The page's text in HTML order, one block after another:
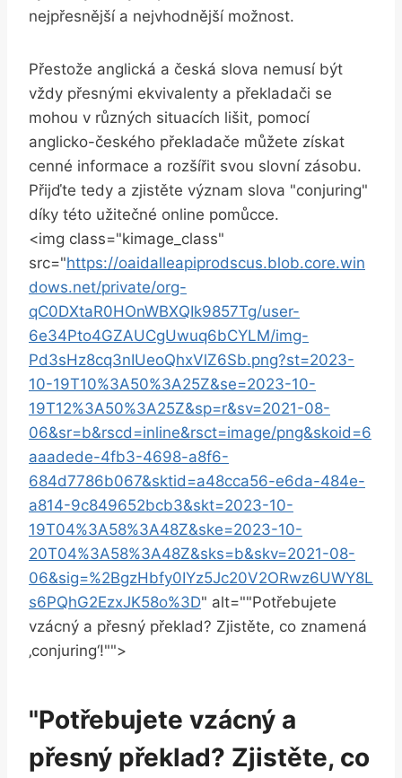
nejpřesnější a nejvhodnější možnost.
Přestože anglická a česká slova nemusí být
vždy přesnými ekvivalenty a překladači se
mohou v různých situacích lišit, pomocí
anglicko-českého překladače můžete získat
cenné informace a rozšířit svou slovní zásobu.
Přijďte tedy a zjistěte význam slova "conjuring"
díky této užitečné online pomůcce.
<img class="kimage_class"
src="https://oaidalleapiprodscus.blob.core.win
dows.net/private/org-
qC0DXtaR0HOnWBXQIk9857Tg/user-
6e34Pto4GZAUCgUwuq6bCYLM/img-
Pd3sHz8cq3nIUeoQhxVlZ6Sb.png?st=2023-
10-19T10%3A50%3A25Z&se=2023-10-
19T12%3A50%3A25Z&sp=r&sv=2021-08-
06&sr=b&rscd=inline&rsct=image/png&skoid=6
aaadede-4fb3-4698-a8f6-
684d7786b067&sktid=a48cca56-e6da-484e-
a814-9c849652bcb3&skt=2023-10-
19T04%3A58%3A48Z&ske=2023-10-
20T04%3A58%3A48Z&sks=b&skv=2021-08-
06&sig=%2BgzHbfy0IYz5Jc20V2ORwz6UWY8L
s6PQhG2EzxJK58o%3D" alt=""Potřebujete
vzácný a přesný překlad? Zjistěte, co znamená
‚conjuring‘!"">
"Potřebujete vzácný a
přesný překlad? Zjistěte, co